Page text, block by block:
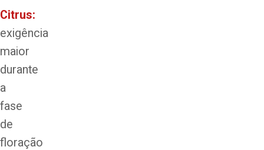
Citrus:
exigência
maior
durante
a
fase
de
floração